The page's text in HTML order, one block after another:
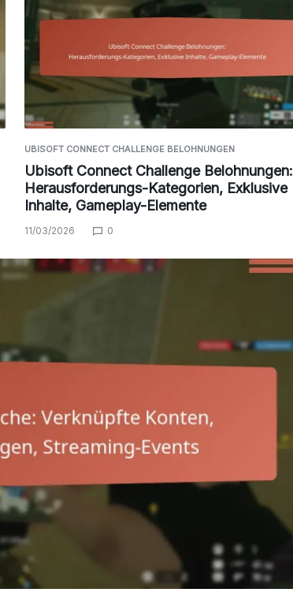
UBISOFT CONNECT CHALLENGE BELOHNUNGEN
Ubisoft Connect Challenge Belohnungen:
Herausforderungs-Kategorien, Exklusive
Inhalte, Gameplay-Elemente
11/03/2026 0